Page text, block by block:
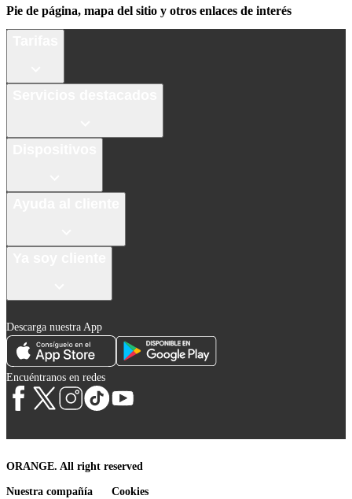
Pie de página, mapa del sitio y otros enlaces de interés
Descarga nuestra App
Encuéntranos en redes
ORANGE. All right reserved
Nuestra compañía Cookies